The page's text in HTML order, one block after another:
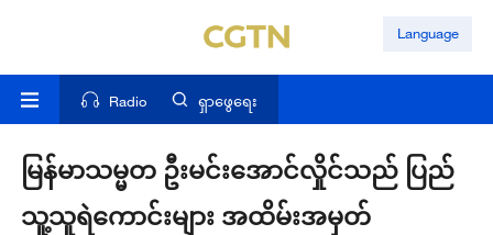
Language
Radio ရှာဖွေရေး
မြန်မာသမ္မတ ဦးမင်းအောင်လှိုင်သည် ပြည်
သူ့သူရဲကောင်းများ အထိမ်းအမှတ်